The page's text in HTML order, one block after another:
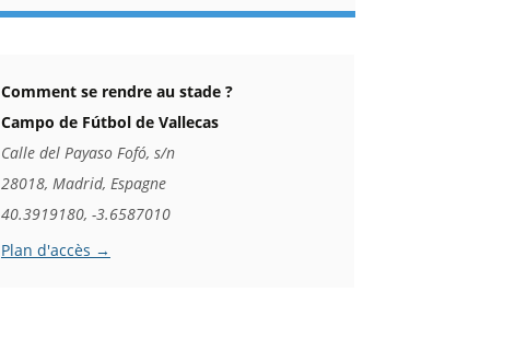
Comment se rendre au stade ?
Campo de Fútbol de Vallecas
Calle del Payaso Fofó, s/n
28018, Madrid, Espagne
40.3919180, -3.6587010
Plan d'accès →